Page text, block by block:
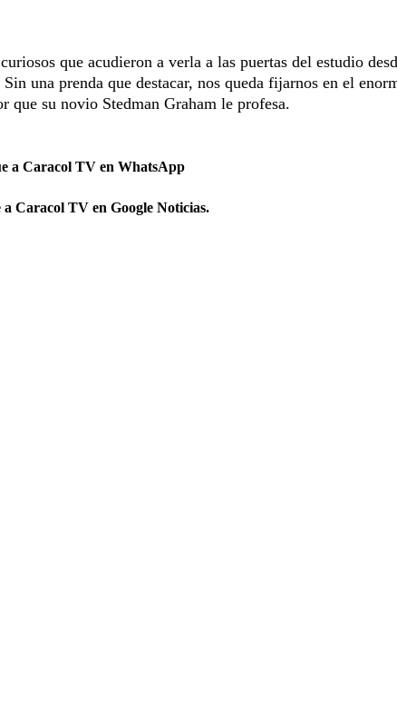
que acudieron a verla a las puertas del estudio
una prenda que destacar, nos queda fijarnos en el
que su novio Stedman Graham le profesa.
a Caracol TV en WhatsApp
a Caracol TV en Google Noticias.